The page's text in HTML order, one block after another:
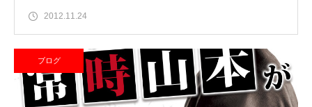
2012.11.24
ブログ